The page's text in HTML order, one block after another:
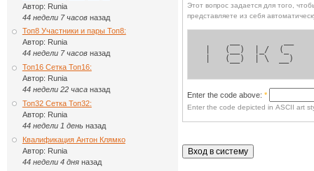
Автор: Runia
44 недели 7 часовназад
Топ8 Участники и пары Топ8:
Автор: Runia
44 недели 7 часовназад
Топ16 Сетка Топ16:
Автор: Runia
44 недели 22 часаназад
Топ32 Сетка Топ32:
Автор: Runia
44 недели 1 день назад
Квалификация Антон Клямко
Автор: Runia
44 недели 4 дняназад
Этот вопрос задается для того, чтобы
представляете из себя
|   (__)  |_/  (_
|   (__)  | \  __)
Enter the code above: *
Enter the code depicted in ASCII art